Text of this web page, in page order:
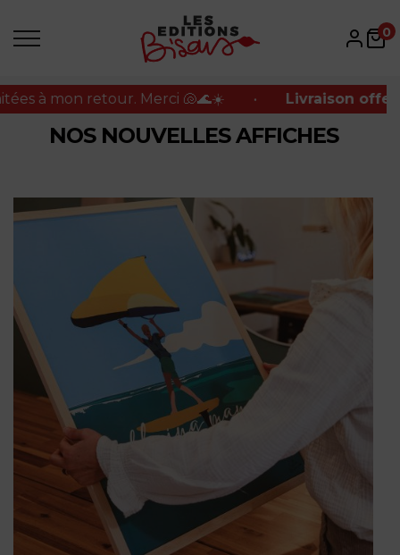
mon retour. Merci 🐚🌊☀️
mon retour. Merci 🐚🌊☀️ • Livraison offerte
0
NOS NOUVELLES AFFICHES